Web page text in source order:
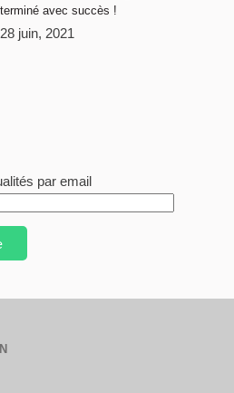
terminé avec succès !
28 juin, 2021
par email